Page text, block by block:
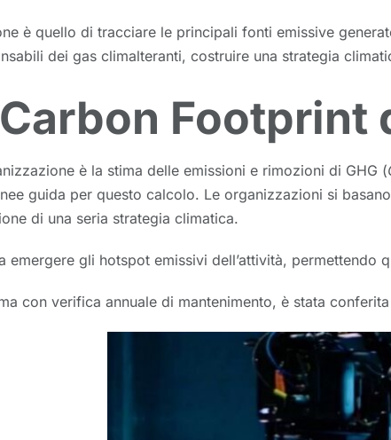
è quello di tracciare le principali fonti emissive
dei gas climalteranti, costruire una strategia
Carbon
è la stima delle emissioni e rimozioni di GHG (
guida per questo calcolo. Le organizzazioni si
di una seria strategia climatica.
emergere gli hotspot emissivi dell’attività,
con verifica annuale di mantenimento, è stata